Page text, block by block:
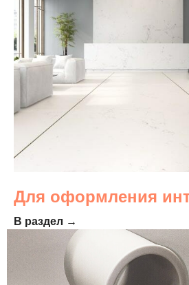
Для оформления
В раздел →